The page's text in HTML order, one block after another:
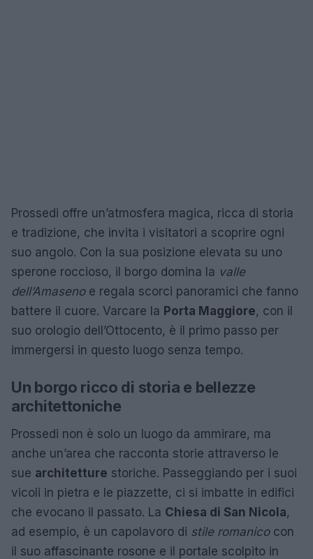
Prossedi offre un’atmosfera magica, ricca di storia
e tradizione, che invita i visitatori a scoprire ogni
suo angolo. Con la sua posizione elevata su uno
sperone roccioso, il borgo domina la valle
dell’Amasenoe regala scorci panoramici che fanno
battere il cuore. Varcare la Porta Maggiore, con il
suo orologio dell’Ottocento, è il primo passo per
immergersi in questo luogo senza tempo.
Un borgo ricco di storia e bellezze
architettoniche
Prossedi non è solo un luogo da ammirare, ma
anche un’area che racconta storie attraverso le
sue architetture storiche. Passeggiando per i suoi
vicoli in pietra e le piazzette, ci si imbatte in edifici
che evocano il passato. La Chiesa di San Nicola,
ad esempio, è un capolavoro di stile romanicocon
il suo affascinante rosone e il portale scolpito in